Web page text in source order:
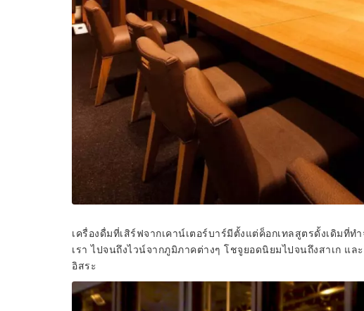
เครื่องดื่มที่เสิร์ฟจากเคาน์เตอร์บาร์มีตั้งแต่ค็อกเทลสูตรดั้งเดิมที่
เรา ไปจนถึงไวน์จากภูมิภาคต่างๆ โชจูยอดนิยมไปจนถึงสาเก แ
อิสระ